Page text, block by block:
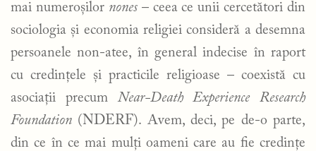
mai numeroșilor nones– ceea ce unii cercetători din
sociologia și economia religiei consideră a desemna
persoanele non-atee, în general indecise în raport
cu credințele și practicile religioase – coexistă cu
asociații precumNear-Death Experience Research
Foundation (NDERF). Avem, deci, pe de-o parte,
din ce în ce mai mulți oameni care au fie credințe